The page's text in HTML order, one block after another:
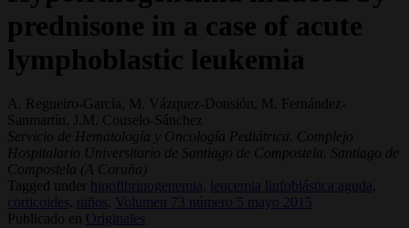
prednisone in a case of acute
lymphoblastic leukemia
A. Regueiro-García, M. Vázquez-Donsión, M. Fernández-
Sanmartín, J.M. Couselo-Sánchez
Servicio de Hematología y Oncología Pediátrica. Complejo
Hospitalario Universitario de Santiago de Compostela. Santiago de
Compostela (A Coruña)
Tagged under
hipofibrinogenemia, leucemia linfoblástica aguda,
corticoides,
niños, Volumen 73 número 5 mayo 2015
Publicado en Originales